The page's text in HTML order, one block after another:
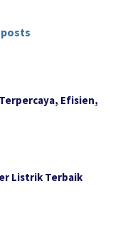
Efisien,
Listrik Terbaik